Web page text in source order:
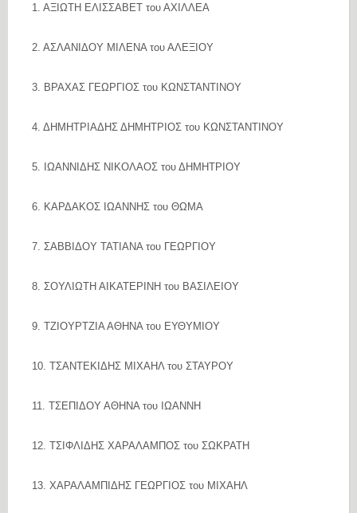
1. ΑΞΙΩΤΗ ΕΛΙΣΣΑΒΕΤ του ΑΧΙΛΛΕΑ
2. ΑΣΛΑΝΙΔΟΥ ΜΙΛΕΝΑ του ΑΛΕΞΙΟΥ
3. ΒΡΑΧΑΣ ΓΕΩΡΓΙΟΣ του ΚΩΝΣΤΑΝΤΙΝΟΥ
4. ΔΗΜΗΤΡΙΑΔΗΣ ΔΗΜΗΤΡΙΟΣ του ΚΩΝΣΤΑΝΤΙΝΟΥ
5. ΙΩΑΝΝΙΔΗΣ ΝΙΚΟΛΑΟΣ του ΔΗΜΗΤΡΙΟΥ
6. ΚΑΡΔΑΚΟΣ ΙΩΑΝΝΗΣ του ΘΩΜΑ
7. ΣΑΒΒΙΔΟΥ ΤΑΤΙΑΝΑ του ΓΕΩΡΓΙΟΥ
8. ΣΟΥΛΙΩΤΗ ΑΙΚΑΤΕΡΙΝΗ του ΒΑΣΙΛΕΙΟΥ
9. ΤΖΙΟΥΡΤΖΙΑ ΑΘΗΝΑ του ΕΥΘΥΜΙΟΥ
10. ΤΣΑΝΤΕΚΙΔΗΣ ΜΙΧΑΗΛ του ΣΤΑΥΡΟΥ
11. ΤΣΕΠΙΔΟΥ ΑΘΗΝΑ του ΙΩΑΝΝΗ
12. ΤΣΙΦΛΙΔΗΣ ΧΑΡΑΛΑΜΠΟΣ του ΣΩΚΡΑΤΗ
13. ΧΑΡΑΛΑΜΠΙΔΗΣ ΓΕΩΡΓΙΟΣ του ΜΙΧΑΗΛ